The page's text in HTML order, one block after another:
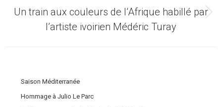
Article
suivant
Un train aux couleurs de l’Afrique habillé par
l’artiste ivoirien Médéric Turay
Saison Méditerranée
Hommage à Julio Le Parc